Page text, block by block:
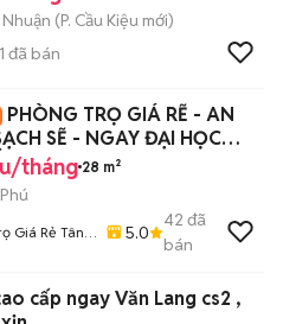
(P. Cầu Kiệu mới)
1 đã bán
PHÒNG TRỌ GIÁ RẼ - AN
SẼ - NGAY ĐẠI HỌC
tháng 28 m²
Giá Rẻ Tân
5.0
42 đã
bán
cấp ngay Văn Lang cs2 ,